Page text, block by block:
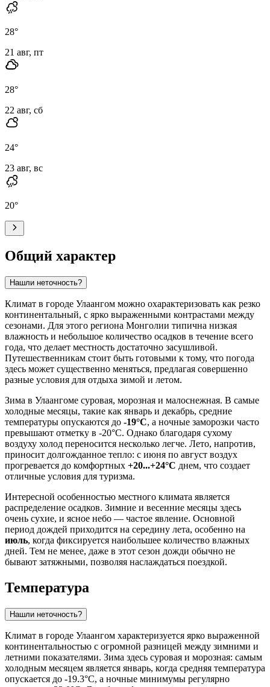
28°
21 авг, пт
28°
22 авг, сб
24°
23 авг, вс
20°
Общий характер
Нашли неточность?
Климат в городе Улаангом можно охарактеризовать как резко
континентальный, с ярко выраженными контрастами между
сезонами. Для этого региона Монголии типична низкая
влажность и небольшое количество осадков в течение всего
года, что делает местность достаточно засушливой.
Путешественникам стоит быть готовыми к тому, что погода
здесь может существенно меняться, предлагая совершенно
разные условия для отдыха зимой и летом.
Зима в Улаангоме суровая, морозная и малоснежная. В самые
холодные месяцы, такие как январь и декабрь, средние
температуры опускаются до -19°C, а ночные заморозки часто
превышают отметку в -20°C. Однако благодаря сухому
воздуху холод переносится несколько легче. Лето, напротив,
приносит долгожданное тепло: с июня по август воздух
прогревается до комфортных +20...+24°C днем, что создает
отличные условия для туризма.
Интересной особенностью местного климата является
распределение осадков. Зимние и весенние месяцы здесь
очень сухие, и ясное небо — частое явление. Основной
период дождей приходится на середину лета, особенно на
июль, когда фиксируется наибольшее количество влажных
дней. Тем не менее, даже в этот сезон дожди обычно не
бывают затяжными, позволяя наслаждаться поездкой.
Температура
Нашли неточность?
Климат в городе Улаангом характеризуется ярко выраженной
континентальностью с огромной разницей между зимними и
летними показателями. Зима здесь суровая и морозная: самым
холодным месяцем является январь, когда средняя температура
опускается до -19.3°C, а ночные минимумы регулярно